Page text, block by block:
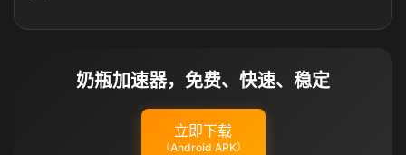
奶瓶加速器，免费、快速、稳定
立即下载
（Android APK）